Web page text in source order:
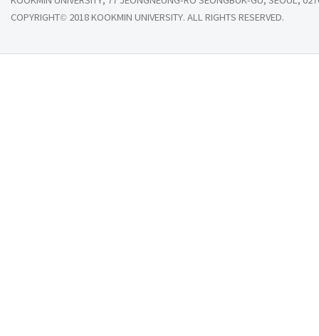
COPYRIGHT© 2018 KOOKMIN UNIVERSITY. ALL RIGHTS RESERVED.